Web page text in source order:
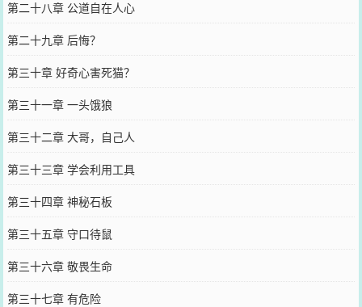
第二十八章 公道自在人心
第二十九章 后悔？
第三十章 好奇心害死猫？
第三十一章 一头饿狼
第三十二章 大哥，自己人
第三十三章 学会利用工具
第三十四章 神秘石板
第三十五章 守口待鼠
第三十六章 敬畏生命
第三十七章 有危险